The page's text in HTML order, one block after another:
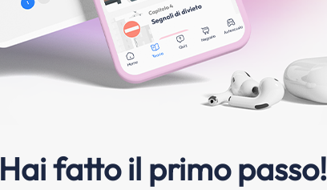
Hai fatto il primo passo!